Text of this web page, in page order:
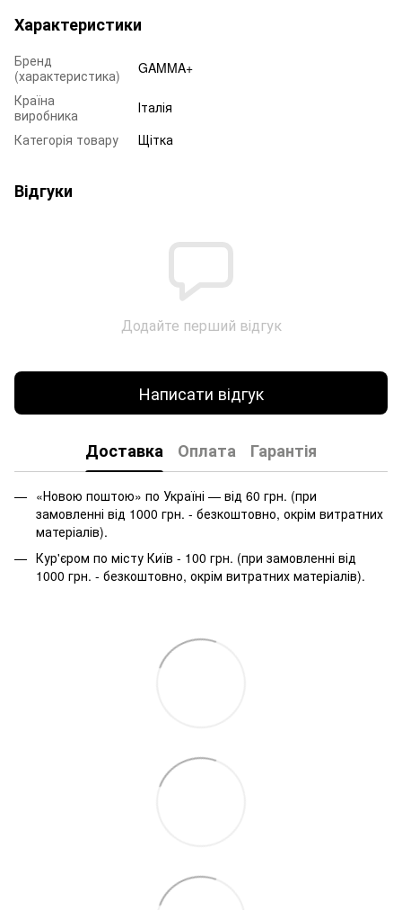
Характеристики
Бренд
(характеристика)
GAMMA+
Країна
виробника
Італія
Категорія товару
Щітка
Відгуки
Додайте перший відгук
Написати відгук
Доставка Оплата Гарантія
«Новою поштою» по Україні — від 60 грн. (при
замовленні від 1000 грн. - безкоштовно, окрім витратних
матеріалів).
Кур'єром по місту Київ - 100 грн. (при замовленні від
1000 грн. - безкоштовно, окрім витратних матеріалів).